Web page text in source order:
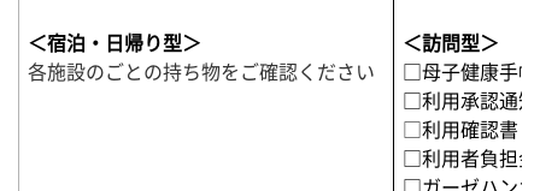
＜宿泊・日帰り型＞
各施設のごとの持ち物をご確認ください
＜訪問型＞
□母子健康手帳
□利用承認通
□利用確認書
□利用者負担金